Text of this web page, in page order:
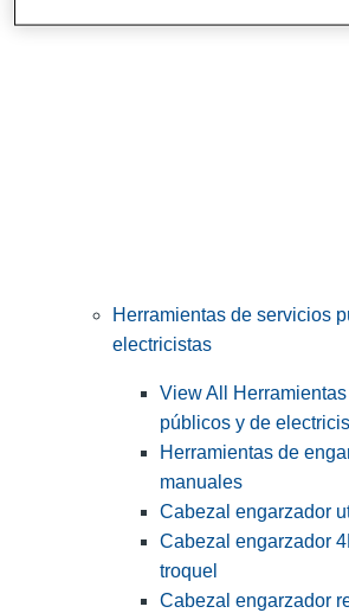
Herramientas de servicios
electricistas
View All
públicos y de
Herramientas de
manuales
Cabezal engarzador
Cabezal engarzador
troquel
Cabezal engarzador